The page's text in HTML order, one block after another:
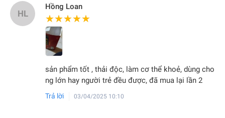
HL
Hồng Loan
★★★★★
★★★★★
sản phẩm tốt , thải độc, làm cơ thể khoẻ, dùng cho
ng lớn hay người trẻ đều được, đã mua lại lần 2
Trả lời 03/04/2025 10:10